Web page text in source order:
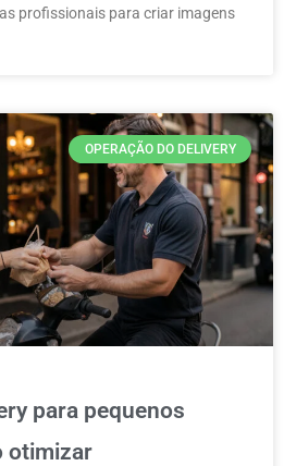
profissionais para criar imagens
OPERAÇÃO DO DELIVERY
para pequenos
otimizar